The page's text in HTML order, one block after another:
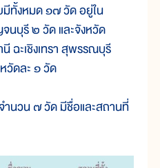
งหมด ๑๗ วัด อยู่ใน
นบุรี ๒ วัด และจังหวัด
ฉะเชิงเทรา สุพรรณบุรี
วัดละ ๑ วัด
วน ๗ วัด มีชื่อและสถานที่